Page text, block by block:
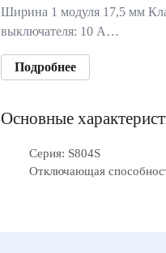
Ширина 1 модуля 17,5 мм
выключателя: 10 А…
Подробнее
Основные
Серия: S804S
Отключающая